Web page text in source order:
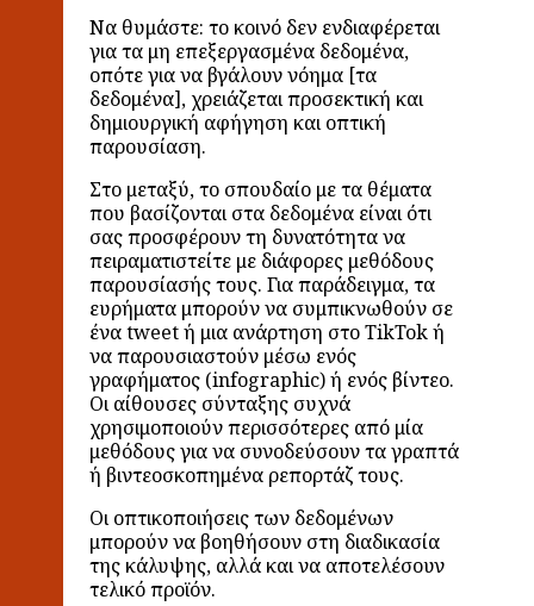
Να θυμάστε: το κοινό δεν ενδιαφέρεται
για τα μη επεξεργασμένα δεδομένα,
οπότε για να βγάλουν νόημα [τα
δεδομένα], χρειάζεται προσεκτική και
δημιουργική αφήγηση και οπτική
παρουσίαση.
Στο μεταξύ, το σπουδαίο με τα θέματα
που βασίζονται στα δεδομένα είναι ότι
σας προσφέρουν τη δυνατότητα να
πειραματιστείτε με διάφορες μεθόδους
παρουσίασής τους. Για παράδειγμα, τα
ευρήματα μπορούν να συμπικνωθούν σε
ένα tweet ή μια ανάρτηση στο TikTok ή
να παρουσιαστούν μέσω ενός
γραφήματος (infographic) ή ενός βίντεο.
Οι αίθουσες σύνταξης συχνά
χρησιμοποιούν περισσότερες από μία
μεθόδους για να συνοδεύσουν τα γραπτά
ή βιντεοσκοπημένα ρεπορτάζ τους.
Οι οπτικοποιήσεις των δεδομένων
μπορούν να βοηθήσουν στη διαδικασία
της κάλυψης, αλλά και να αποτελέσουν
τελικό προϊόν.